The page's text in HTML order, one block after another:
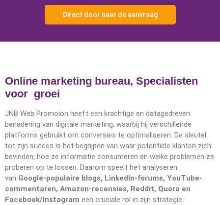
Direct door naar de aanvraag
Online marketing bureau, Specialisten
voor groei
JNB Web Promoion heeft een krachtige en datagedreven
benadering van digitale marketing, waarbij hij verschillende
platforms gebruikt om conversies te optimaliseren. De sleutel
tot zijn succes is het begrijpen van waar potentiële klanten zich
bevinden, hoe ze informatie consumeren en welke problemen ze
proberen op te lossen. Daarom speelt het analyseren
van Google-populaire blogs, LinkedIn-forums, YouTube-
commentaren, Amazon-recensies, Reddit, Quora en
Facebook/Instagram een cruciale rol in zijn strategie.